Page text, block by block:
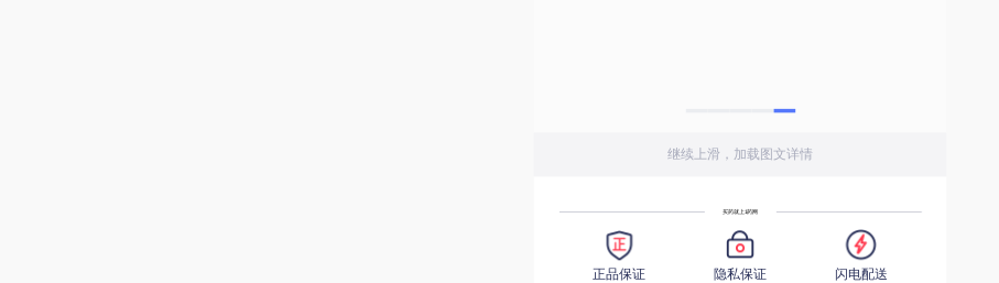
继续上滑，加载图文详情
买药就上1药网
正品保证 隐私保证 闪电配送